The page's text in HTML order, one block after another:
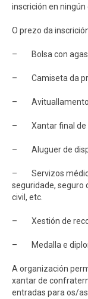
inscrición en ningún
O prezo da
– Bolsa con
– Camiseta da
– Avituallamentos
– Xantar final de
– Aluguer de
– Servizos
seguridade, seguro
civil, etc.
– Xestión de
– Medalla e
A organización
xantar de
entradas para os/